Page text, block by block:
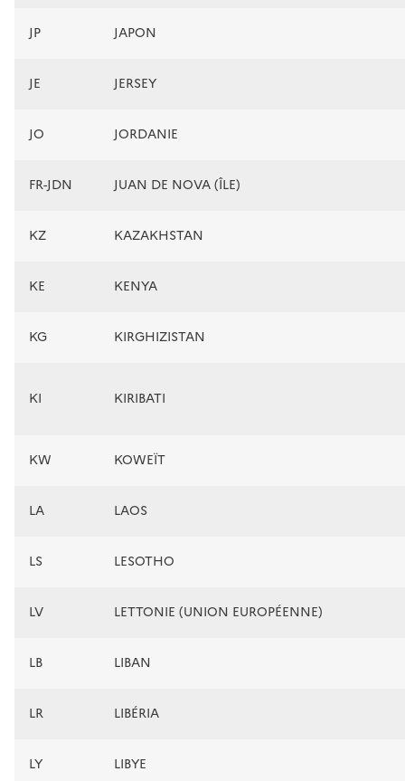
JP JAPON
JE JERSEY
JO JORDANIE
FR-JDN JUAN DE NOVA (ÎLE)
KZ KAZAKHSTAN
KE KENYA
KG KIRGHIZISTAN
KI KIRIBATI
KW KOWEÏT
LA LAOS
LS LESOTHO
LV LETTONIE (UNION EUROPÉENNE)
LB LIBAN
LR LIBÉRIA
LY LIBYE